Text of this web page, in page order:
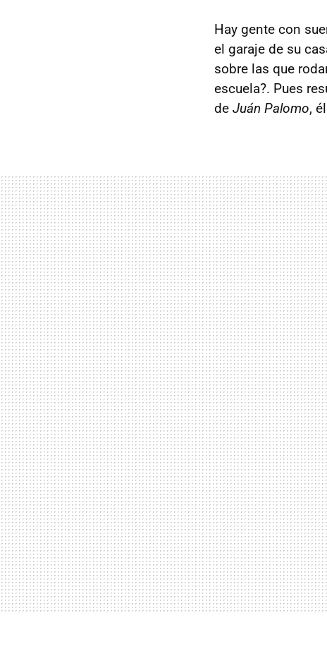
Hay gente con
el garaje de su
sobre las que
escuela?. Pues
de Juán Palomo,